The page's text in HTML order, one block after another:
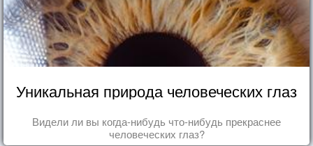
Уникальная природа человеческих глаз
Видели ли вы когда-нибудь что-нибудь прекраснее
человеческих глаз?